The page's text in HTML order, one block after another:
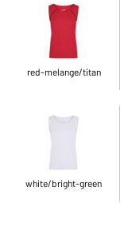
red-melange/titan
white/bright-green